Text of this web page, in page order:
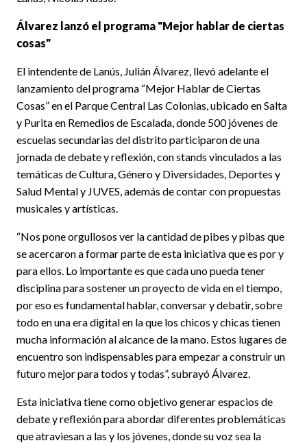
Álvarez lanzó el programa "Mejor hablar de ciertas
cosas"
El intendente de Lanús, Julián Álvarez, llevó adelante el
lanzamiento del programa “Mejor Hablar de Ciertas
Cosas” en el Parque Central Las Colonias, ubicado en Salta
y Purita en Remedios de Escalada, donde 500 jóvenes de
escuelas secundarias del distrito participaron de una
jornada de debate y reflexión, con stands vinculados a las
temáticas de Cultura, Género y Diversidades, Deportes y
Salud Mental y JUVES, además de contar con propuestas
musicales y artísticas.
“Nos pone orgullosos ver la cantidad de pibes y pibas que
se acercaron a formar parte de esta iniciativa que es por y
para ellos. Lo importante es que cada uno pueda tener
disciplina para sostener un proyecto de vida en el tiempo,
por eso es fundamental hablar, conversar y debatir, sobre
todo en una era digital en la que los chicos y chicas tienen
mucha información al alcance de la mano. Estos lugares de
encuentro son indispensables para empezar a construir un
futuro mejor para todos y todas”, subrayó Álvarez.
Esta iniciativa tiene como objetivo generar espacios de
debate y reflexión para abordar diferentes problemáticas
que atraviesan a las y los jóvenes, donde su voz sea la